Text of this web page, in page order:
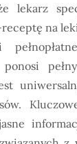
lekarz
na